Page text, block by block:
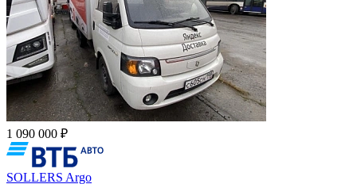
1 090 000 ₽
SOLLERS Argo